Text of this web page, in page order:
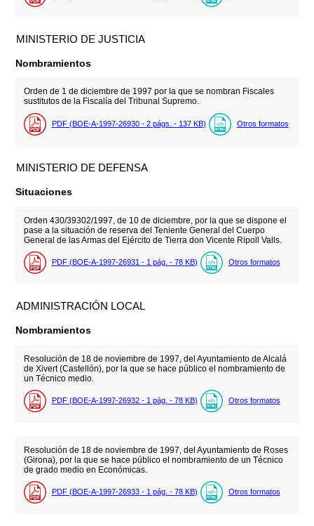
MINISTERIO DE JUSTICIA
Nombramientos
Orden de 1 de diciembre de 1997 por la que se nombran Fiscales
sustitutos de la Fiscalía del Tribunal Supremo.
PDF (BOE-A-1997-26930 - 2 págs. - 137 KB) Otros formatos
MINISTERIO DE DEFENSA
Situaciones
Orden 430/39302/1997, de 10 de diciembre, por la que se dispone el
pase a la situación de reserva del Teniente General del Cuerpo
General de las Armas del Ejército de Tierra don Vicente Ripoll Valls.
PDF (BOE-A-1997-26931 - 1 pág. - 78 KB) Otros formatos
ADMINISTRACIÓN LOCAL
Nombramientos
Resolución de 18 de noviembre de 1997, del Ayuntamiento de Alcalá
de Xivert (Castellón), por la que se hace público el nombramiento de
un Técnico medio.
PDF (BOE-A-1997-26932 - 1 pág. - 78 KB) Otros formatos
Resolución de 18 de noviembre de 1997, del Ayuntamiento de Roses
(Girona), por la que se hace público el nombramiento de un Técnico
de grado medio en Económicas.
PDF (BOE-A-1997-26933 - 1 pág. - 78 KB) Otros formatos